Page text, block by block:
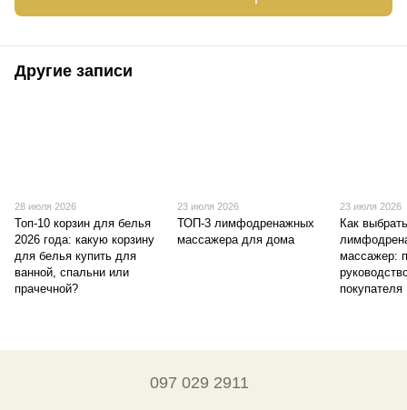
Другие записи
28 июля 2026
Топ-10 корзин для белья
2026 года: какую корзину
для белья купить для
ванной, спальни или
прачечной?
23 июля 2026
ТОП-3 лимфодренажных
массажера для дома
23 июля 2026
Как
массажер:
покупателя
097 029 2911